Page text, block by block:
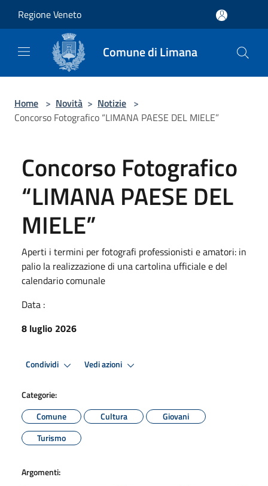
Regione Veneto
Comune di Limana
Home > Novità > Notizie >
Concorso Fotografico “LIMANA PAESE DEL MIELE”
Concorso Fotografico
“LIMANA PAESE DEL
MIELE”
Aperti i termini per fotografi professionisti e amatori: in
palio la realizzazione di una cartolina ufficiale e del
calendario comunale
Data :
8 luglio 2026
Condividi Vedi azioni
Categorie:
Comune
Cultura
Giovani
Turismo
Argomenti: